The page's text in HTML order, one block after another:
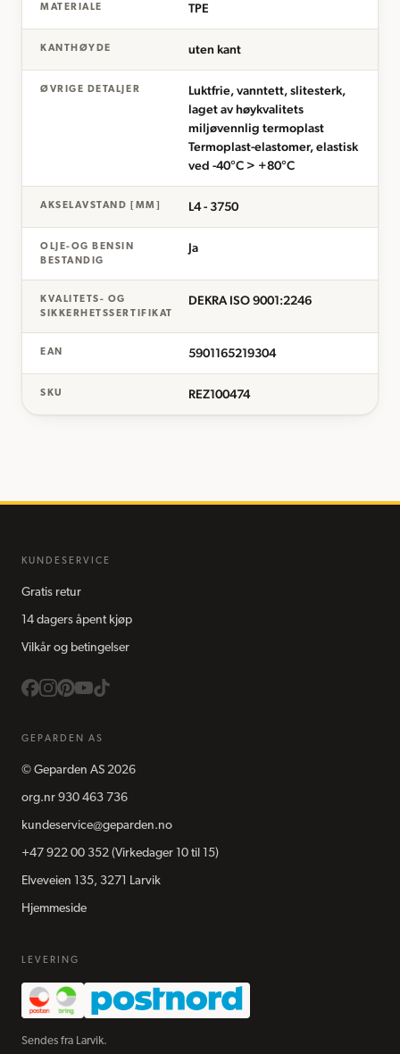
MATERIALE TPE
KANTHØYDE uten kant
ØVRIGE DETALJER
Luktfrie, vanntett, slitesterk,
laget av høykvalitets
miljøvennlig termoplast
Termoplast-elastomer, elastisk
ved -40°C > +80°C
AKSELAVSTAND [MM] L4 - 3750
OLJE-OG BENSIN
BESTANDIG
Ja
KVALITETS- OG
SIKKERHETSSERTIFIKAT
DEKRA ISO 9001:2246
EAN 5901165219304
SKU REZ100474
KUNDESERVICE
Gratis retur
14 dagers åpent kjøp
Vilkår og betingelser
GEPARDEN AS
© Geparden AS 2026
org.nr 930 463 736
kundeservice@geparden.no
+47 922 00 352 (Virkedager 10 til 15)
Elveveien 135, 3271 Larvik
Hjemmeside
LEVERING
Sendes fra Larvik.